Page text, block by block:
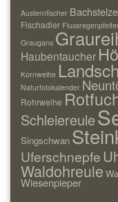
Austernfischer Bachstelze
Fischadler
Graugans
Haubentaucher
Kornweihe
Naturfotokalender
Rohrweihe
Schleiereule
Singschwan
Uferschnepfe
Waldohreule
Wiesenpieper